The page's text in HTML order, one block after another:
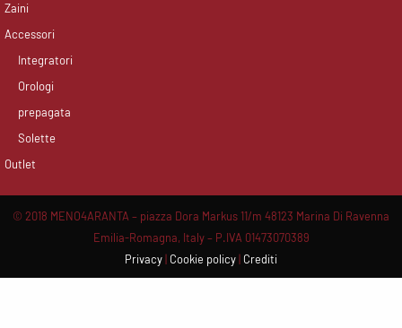
Zaini
Accessori
Integratori
Orologi
prepagata
Solette
Outlet
© 2018 MENO4ARANTA – piazza Dora Markus 11/m 48123 Marina Di Ravenna
Emilia-Romagna, Italy – P.IVA 01473070389
Privacy| Cookie policy| Crediti